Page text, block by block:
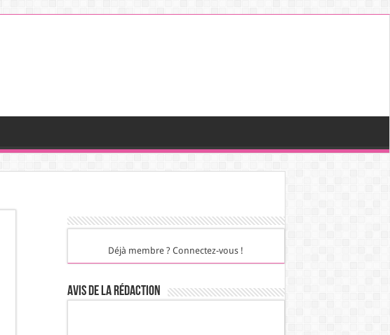
Déjà membre ? Connectez-vous !
Avis de la rédaction